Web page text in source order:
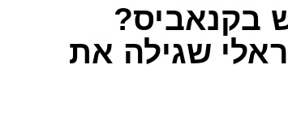
בקנאביס?
שגילה את